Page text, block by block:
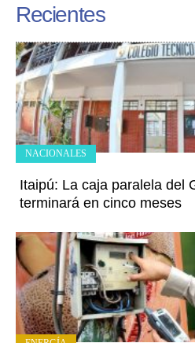
Recientes
Itaipú: La caja paralela del
terminará en cinco meses
NACIONALES